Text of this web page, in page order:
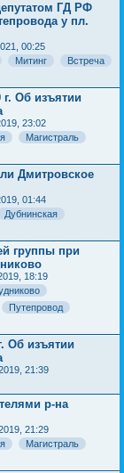
ГД РФ
у пл.
00:25
Митинг
Встреча
Об изъятии
23:02
Магистраль
Дмитровское
01:44
Дубнинская
группы при
18:19
Путепровод
Об изъятии
21:39
р-на
21:29
Магистраль